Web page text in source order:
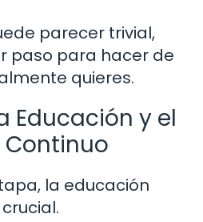
parecer trivial,
paso para hacer de
quieres.
Educación y el
Continuo
la educación